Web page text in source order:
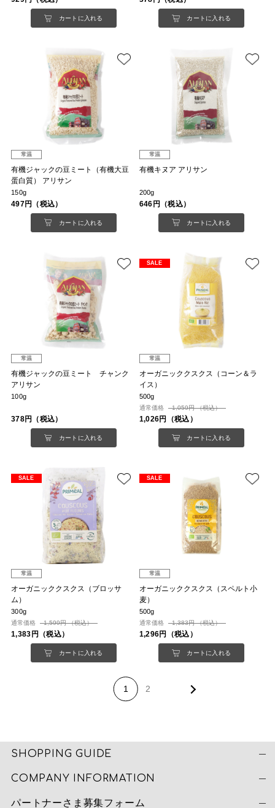
カートに入れる カートに入れる
常温
有機ジャックの豆ミート（有機大豆
蛋白質） アリサン
150g
497円（税込）
カートに入れる
常温
有機キヌア アリサン
200g
646円（税込）
カートに入れる
常温
有機ジャックの豆ミート チャンク
アリサン
100g
378円（税込）
カートに入れる
SALE
常温
オーガニッククスクス（コーン＆ラ
イス）
500g
通常価格 1,059円 （税込）
1,026円（税込）
カートに入れる
SALE
常温
オーガニッククスクス（ブロッサ
ム）
300g
通常価格 1,599円 （税込）
1,383円（税込）
カートに入れる
SALE
常温
オーガニッククスクス（スペルト小
麦）
500g
通常価格 1,383円 （税込）
1,296円（税込）
カートに入れる
1 2
SHOPPING GUIDE
COMPANY INFORMATION
パートナーさま募集フォーム